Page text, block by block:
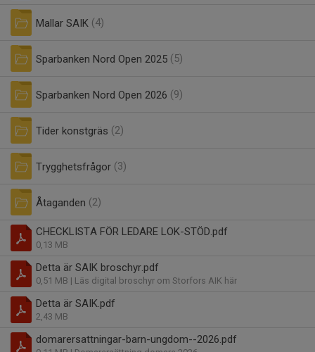
Mallar SAIK (4)
Sparbanken Nord Open 2025 (5)
Sparbanken Nord Open 2026 (9)
Tider konstgräs (2)
Trygghetsfrågor (3)
Åtaganden (2)
CHECKLISTA FÖR LEDARE LOK-STÖD.pdf
0,13 MB
Detta är SAIK broschyr.pdf
0,51 MB | Läs digital broschyr om Storfors AIK här
Detta är SAIK.pdf
2,43 MB
domarersattningar-barn-ungdom--2026.pdf